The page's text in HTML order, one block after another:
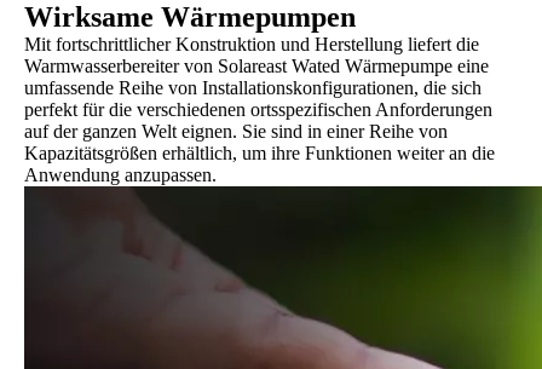
Wirksame Wärmepumpen
Mit fortschrittlicher Konstruktion und Herstellung liefert die
Warmwasserbereiter von Solareast Wated Wärmepumpe eine
umfassende Reihe von Installationskonfigurationen, die sich
perfekt für die verschiedenen ortsspezifischen Anforderungen
auf der ganzen Welt eignen. Sie sind in einer Reihe von
Kapazitätsgrößen erhältlich, um ihre Funktionen weiter an die
Anwendung anzupassen.